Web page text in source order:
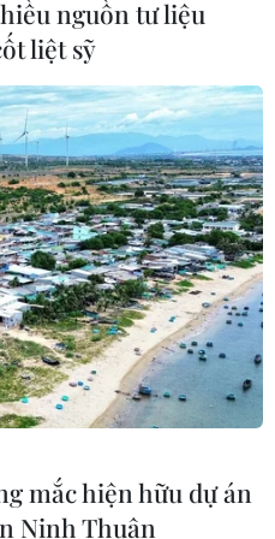
hiện
thể
đại dịch
nguồn tư liệu
liệt sỹ
mắc hiện hữu dự án
Ninh Thuận